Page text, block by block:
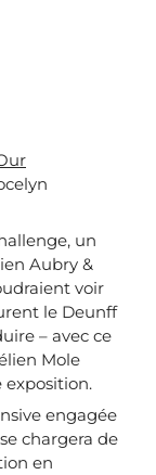
un
Aubry &
voir
le Deunff
– avec ce
Mole
exposition.
engagée
chargera de
en